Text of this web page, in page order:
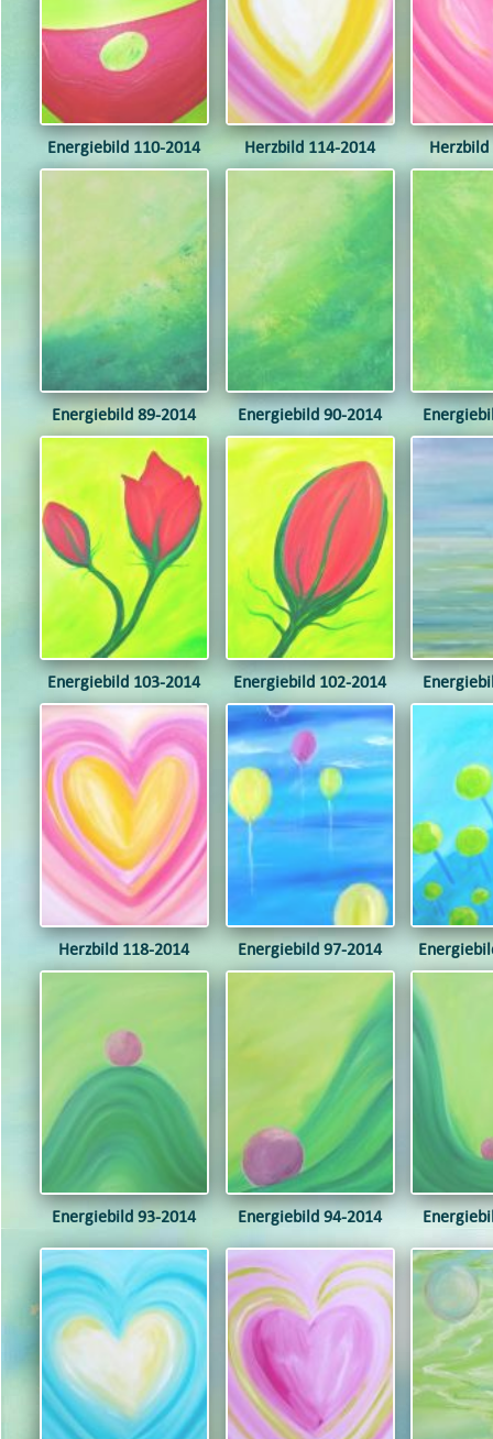
Energiebild 110-2014 Herzbild 114-2014
Energiebild 89-2014 Energiebild 90-2014
Energiebild 103-2014 Energiebild 102-2014
Herzbild 118-2014 Energiebild 97-2014
Energiebild 93-2014 Energiebild 94-2014